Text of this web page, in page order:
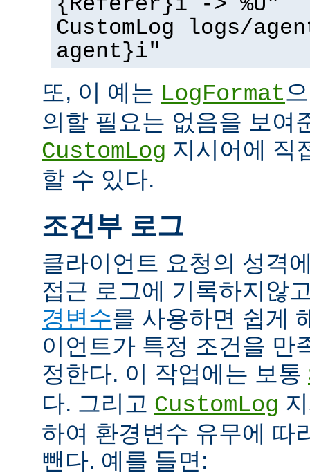
CustomLog logs/
agent}i"
또, 이 예는 LogFormat
의할 필요는 없음을 보여
CustomLog 지시어에 직
할 수 있다.
조건부 로그
클라이언트 요청의 성격
접근 로그에 기록하지않
경변수를 사용하면 쉽게
이언트가 특정 조건을 만
정한다. 이 작업에는 보통
다. 그리고 CustomLog
하여 환경변수 유무에 따
뺀다. 예를 들면: